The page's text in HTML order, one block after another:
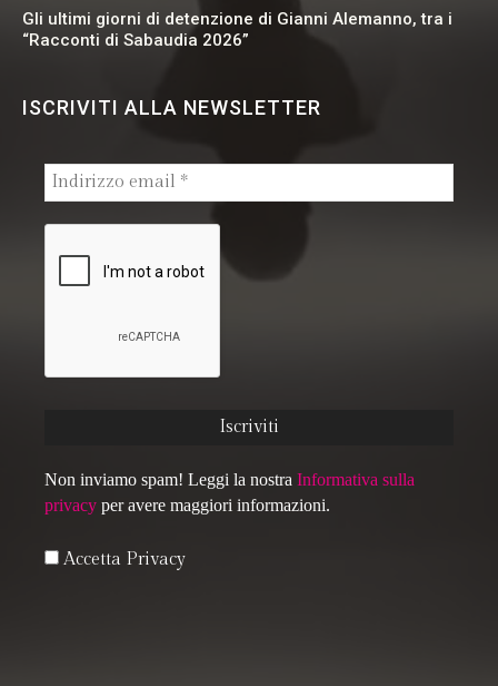
Gli ultimi giorni di detenzione di Gianni Alemanno, tra i
“Racconti di Sabaudia 2026”
ISCRIVITI ALLA NEWSLETTER
Non inviamo spam! Leggi la nostra Informativa sulla
privacy per avere maggiori informazioni.
Accetta Privacy